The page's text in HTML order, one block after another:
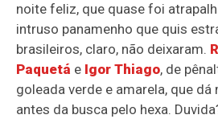
noite feliz, que quase foi
intruso panamenho que quis
brasileiros, claro, não deixaram.
Paquetá e Igor Thiago, de
goleada verde e amarela, que
antes da busca pelo hexa.